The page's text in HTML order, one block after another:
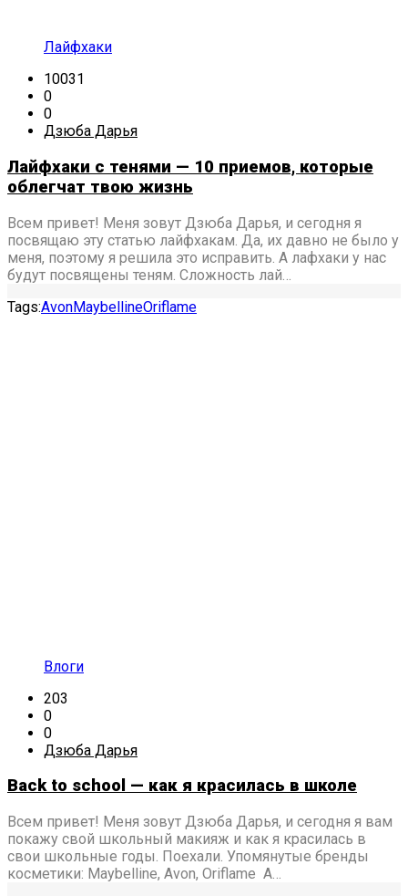
Лайфхаки
10031
0
0
Дзюба Дарья
Лайфхаки с тенями — 10 приемов, которые
облегчат твою жизнь
Всем привет! Меня зовут Дзюба Дарья, и сегодня я
посвящаю эту статью лайфхакам. Да, их давно не было у
меня, поэтому я решила это исправить. А лафхаки у нас
будут посвящены теням. Сложность лай…
Tags:AvonMaybellineOriflame
Влоги
203
0
0
Дзюба Дарья
Back to school — как я красилась в школе
Всем привет! Меня зовут Дзюба Дарья, и сегодня я вам
покажу свой школьный макияж и как я красилась в
свои школьные годы. Поехали. Упомянутые бренды
косметики: Maybelline, Avon, Oriflame А…